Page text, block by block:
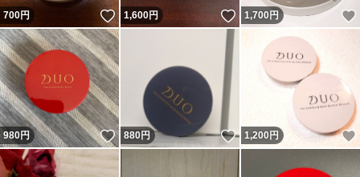
700円 いいね！
1,600円 いいね！
1,700 円
980円 いいね！
880円 いいね！
1,200 円